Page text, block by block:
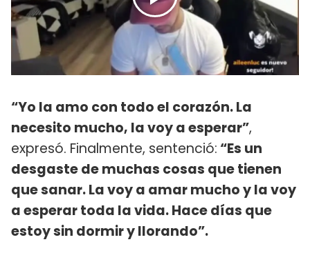
“Yo la amo con todo el corazón. La
necesito mucho, la voy a esperar”,
expresó. Finalmente, sentenció: “Es un
desgaste de muchas cosas que tienen
que sanar. La voy a amar mucho y la voy
a esperar toda la vida. Hace días que
estoy sin dormir y llorando”.